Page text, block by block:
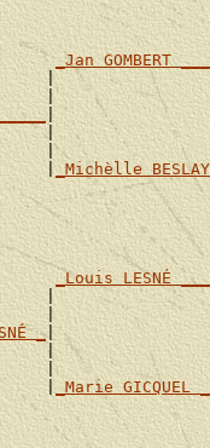
_Jan GOMBERT
|
|
|
|
|
|
_Michèlle
|
_Louis LESNÉ
|
_
|
_Marie GICQUEL
|